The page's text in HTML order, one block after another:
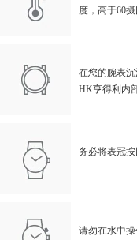
度，高于60
在您的腕表
HK亨得利内部
务必将表冠
请勿在水中操